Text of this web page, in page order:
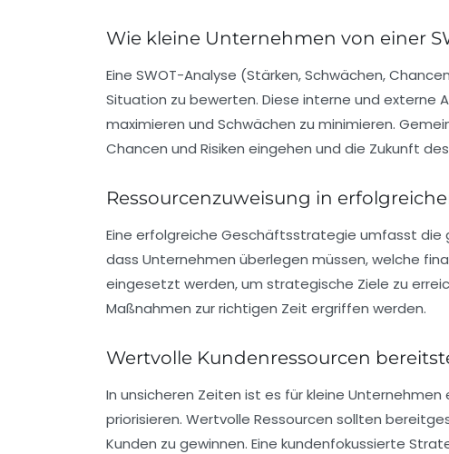
Wie kleine Unternehmen von einer
Eine SWOT-Analyse (Stärken, Schwächen,
Situation zu bewerten. Diese interne und externe
maximieren und Schwächen zu minimieren.
Chancen und Risiken eingehen und die Zukunft
Ressourcenzuweisung in
Eine erfolgreiche Geschäftsstrategie umfasst die
dass Unternehmen überlegen müssen, welche
eingesetzt werden, um strategische Ziele zu
Maßnahmen zur richtigen Zeit ergriffen werden.
Wertvolle Kundenressourcen
In unsicheren Zeiten ist es für kleine
priorisieren. Wertvolle Ressourcen sollten
Kunden zu gewinnen. Eine kundenfokussierte